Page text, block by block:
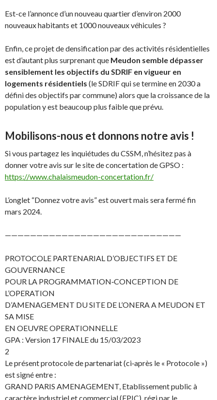
Est-ce l’annonce d’un nouveau quartier d’environ 2000
nouveaux habitants et 1000 nouveaux véhicules ?
Enfin, ce projet de densification par des activités résidentielles
est d’autant plus surprenant que Meudon semble dépasser
sensiblement les objectifs du SDRIF en vigueur en
logements résidentiels (le SDRIF qui se termine en 2030 a
défini des objectifs par commune) alors que la croissance de la
population y est beaucoup plus faible que prévu.
Mobilisons-nous et donnons notre avis !
Si vous partagez les inquiétudes du CSSM, n’hésitez pas à
donner votre avis sur le site de concertation de GPSO :
https://www.chalaismeudon-concertation.fr/
L’onglet “Donnez votre avis” est ouvert mais sera fermé fin
mars 2024.
————————————————————————————
PROTOCOLE PARTENARIAL D’OBJECTIFS ET DE
GOUVERNANCE
POUR LA PROGRAMMATION‐CONCEPTION DE
L’OPERATION
D’AMENAGEMENT DU SITE DE L’ONERA A MEUDON ET
SA MISE
EN OEUVRE OPERATIONNELLE
GPA : Version 17 FINALE du 15/03/2023
2
Le présent protocole de partenariat (ci‐après le « Protocole »)
est signé entre :
GRAND PARIS AMENAGEMENT, Etablissement public à
caractère industriel et commercial (EPIC), régi par le